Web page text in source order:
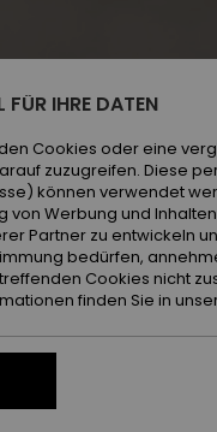
online!
Sammy
nach Alaska.
Himmel.
ganze
Snowfilm.
FÜR IHRE DATEN
Cookies oder eine
zuzugreifen. Diese
können verwendet
von Werbung und
Partner zu entwickeln
bedürfen,
Cookies nicht
finden Sie in